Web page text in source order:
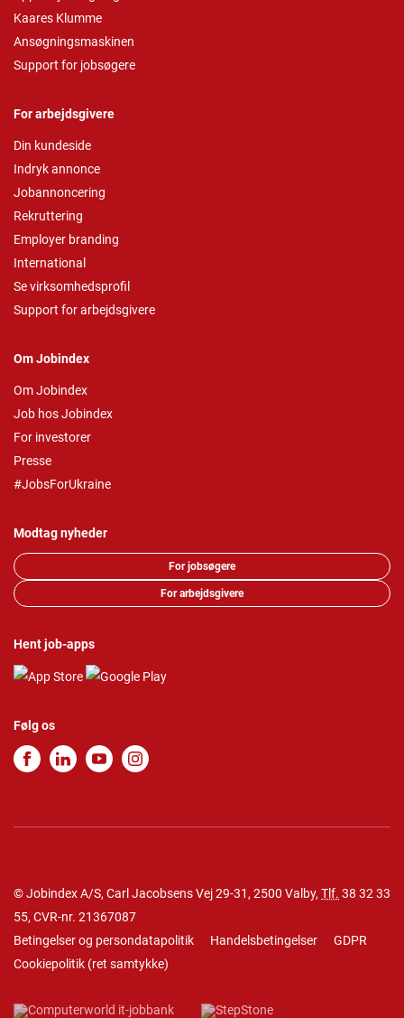
Kaares Klumme
Ansøgningsmaskinen
Support for jobsøgere
For arbejdsgivere
Din kundeside
Indryk annonce
Jobannoncering
Rekruttering
Employer branding
International
Se virksomhedsprofil
Support for arbejdsgivere
Om Jobindex
Om Jobindex
Job hos Jobindex
For investorer
Presse
#JobsForUkraine
Modtag nyheder
For jobsøgere
For arbejdsgivere
Hent job-apps
Følg os
© Jobindex A/S, Carl Jacobsens Vej 29-31, 2500 Valby, Tlf. 38 32 33
55, CVR-nr. 21367087
Betingelser og persondatapolitik
Handelsbetingelser
GDPR
Cookiepolitik (ret samtykke)